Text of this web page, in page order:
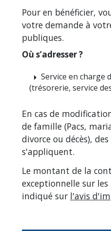
Pour en bénéficier,
votre demande à
publiques.
Où s’adresser ?
arrow_right Service en charge
(trésorerie, service
En cas de
de famille (Pacs,
divorce ou décès),
s'appliquent.
Le montant de la
exceptionnelle sur
indiqué sur l'avis